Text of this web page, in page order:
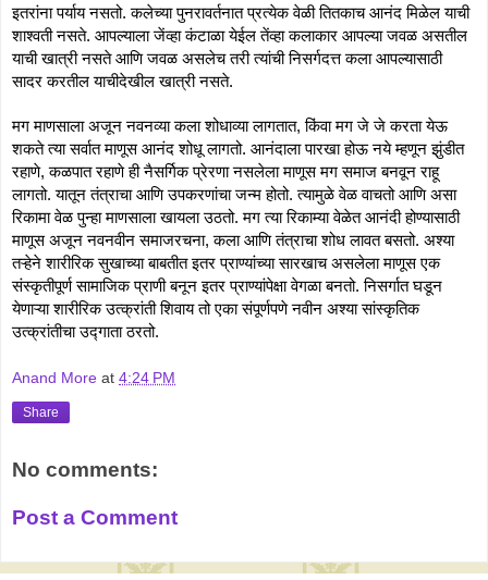
इतरांना पर्याय नसतो. कलेच्या पुनरावर्तनात प्रत्येक वेळी तितकाच आनंद मिळेल याची
शाश्वती नसते. आपल्याला जेंव्हा कंटाळा येईल तेंव्हा कलाकार आपल्या जवळ असतील
याची खात्री नसते आणि जवळ असलेच तरी त्यांची निसर्गदत्त कला आपल्यासाठी
सादर करतील याचीदेखील खात्री नसते.
मग माणसाला अजून नवनव्या कला शोधाव्या लागतात, किंवा मग जे जे करता येऊ
शकते त्या सर्वात माणूस आनंद शोधू लागतो. आनंदाला पारखा होऊ नये म्हणून झुंडीत
रहाणे, कळपात रहाणे ही नैसर्गिक प्रेरणा नसलेला माणूस मग समाज बनवून राहू
लागतो. यातून तंत्राचा आणि उपकरणांचा जन्म होतो. त्यामुळे वेळ वाचतो आणि असा
रिकामा वेळ पुन्हा माणसाला खायला उठतो. मग त्या रिकाम्या वेळेत आनंदी होण्यासाठी
माणूस अजून नवनवीन समाजरचना, कला आणि तंत्राचा शोध लावत बसतो. अश्या
तऱ्हेने शारीरिक सुखाच्या बाबतीत इतर प्राण्यांच्या सारखाच असलेला माणूस एक
संस्कृतीपूर्ण सामाजिक प्राणी बनून इतर प्राण्यांपेक्षा वेगळा बनतो. निसर्गात घडून
येणाऱ्या शारीरिक उत्क्रांती शिवाय तो एका संपूर्णपणे नवीन अश्या सांस्कृतिक
उत्क्रांतीचा उद्गाता ठरतो.
Anand More at 4:24 PM
Share
No comments:
Post a Comment